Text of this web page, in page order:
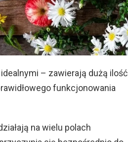
– zawierają dużą ilość
funkcjonowania
na wielu polach